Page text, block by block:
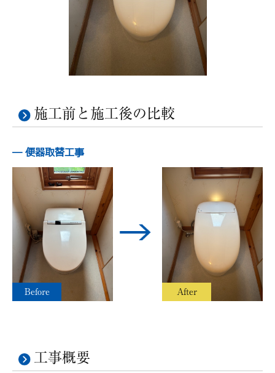
施工前と施工後の比較
─ 便器取替工事
Before After
工事概要